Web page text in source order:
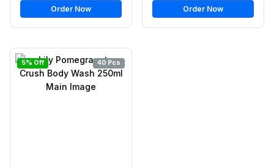
Order Now Order Now
5% Off 40 Pcs